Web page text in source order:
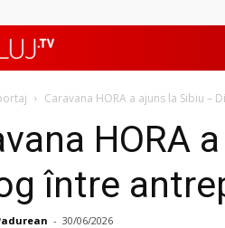
ViaClujTV
Caravana HORA a ajuns la Sibiu
HORA
între
- 30/06/2026